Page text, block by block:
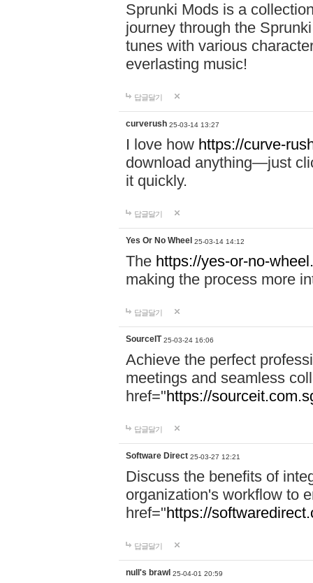
Sprunki Mods is a
journey through the
tunes with various
everlasting music!
답글달기
curverush 25-03-14 13:27
I love how https://curve-
download anything—just
it quickly.
답글달기
Yes Or No Wheel 25-03-14 14:12
The https://yes-or-no-
making the process more
답글달기
SourceIT 25-03-24 16:06
Achieve the perfect
meetings and seamless
href="https://
답글달기
Software Direct 25-03-27 12:21
Discuss the benefits of
organization's workflow to
href="https://
답글달기
null's brawl 25-04-01 20:59